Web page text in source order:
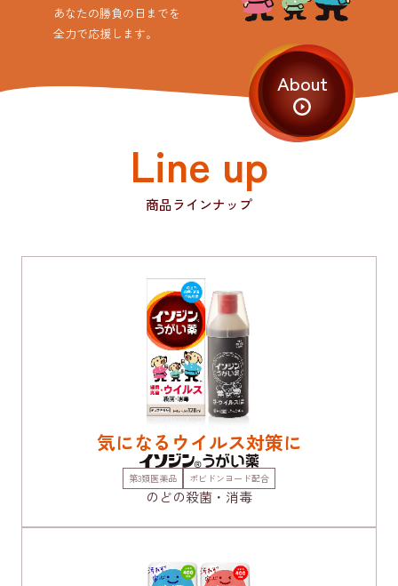
すべての商品を見る
うがい薬​について
クリアうがい薬​について
あなたの勝負の日までを
全力で応援します。
About
Line up
商品ラインナップ
気になるウイルス対策に
第3類医薬品 ポビドンヨード配合
のどの殺菌・消毒